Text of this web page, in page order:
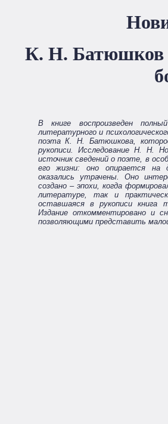
К. Н. Батюшков
В книге воспроизведен
литературного и
поэта К. Н. Батюшкова,
рукописи. Исследование Н. Н.
источник сведений о поэте, в
его жизни: оно опирается
оказались утрачены. Оно
создано – эпохи, когда
литературе, так и
оставшаяся в рукописи книга
Издание откомментировано и
позволяющими представить